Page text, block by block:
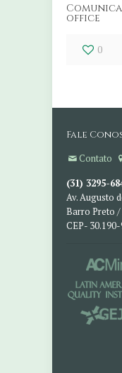
office
0
Fale
Contato
(31) 3295-
Av. Augusto
Barro Preto /
CEP-